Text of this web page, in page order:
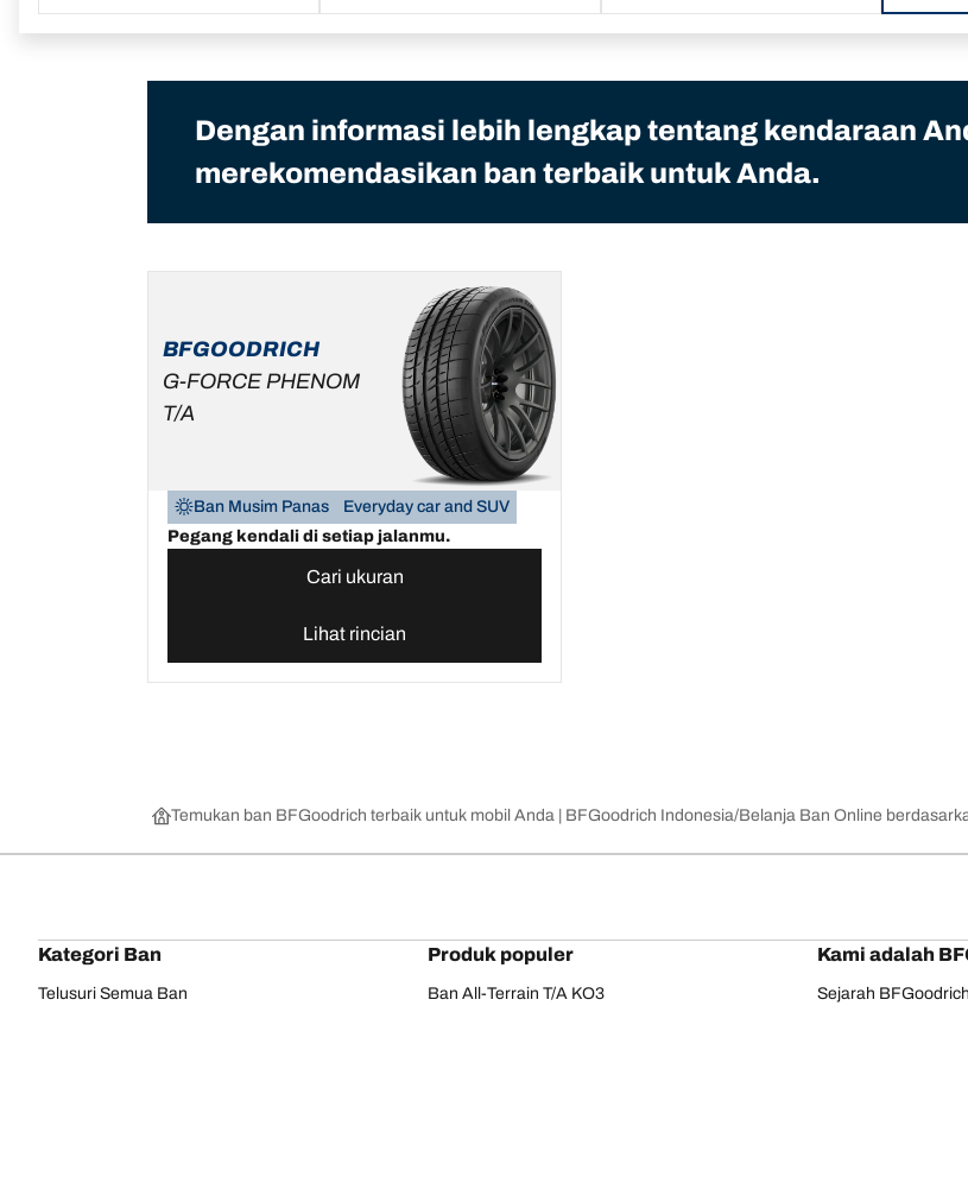
Dengan informasi lebih lengkap tentang kendaraan
merekomendasikan ban terbaik untuk Anda.
BFGOODRICH
G-FORCE PHENOM
T/A
Ban Musim Panas
Everyday car and SUV
Pegang kendali di setiap jalanmu.
Cari ukuran
Lihat rincian
Temukan ban BFGoodrich terbaik untuk mobil Anda | BFGoodrich Indonesia Belanja Ban Online
Kategori Ban
Telusuri Semua Ban
Produk populer
Ban All-Terrain T/A KO3
Kami adalah
Sejarah BFGoodrich